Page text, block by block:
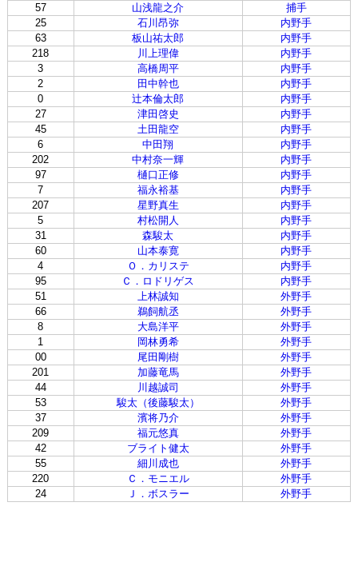
57
山浅龍之介
捕手
25
石川昂弥
内野手
63
板山祐太郎
内野手
218
川上理偉
内野手
3
高橋周平
内野手
2
田中幹也
内野手
0
辻本倫太郎
内野手
27
津田啓史
内野手
45
土田龍空
内野手
6
中田翔
内野手
202
中村奈一輝
内野手
97
樋口正修
内野手
7
福永裕基
内野手
207
星野真生
内野手
5
村松開人
内野手
31
森駿太
内野手
60
山本泰寛
内野手
4
Ｏ．カリステ
内野手
95
Ｃ．ロドリゲス
内野手
51
上林誠知
外野手
66
鵜飼航丞
外野手
8
大島洋平
外野手
1
岡林勇希
外野手
00
尾田剛樹
外野手
201
加藤竜馬
外野手
44
川越誠司
外野手
53
駿太（後藤駿太）
外野手
37
濱将乃介
外野手
209
福元悠真
外野手
42
ブライト健太
外野手
55
細川成也
外野手
220
Ｃ．モニエル
外野手
24
Ｊ．ボスラー 外野手